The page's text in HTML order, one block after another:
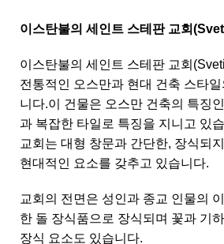
이스탄불의 세인트 스테판 교회
이스탄불의 세인트 스테판 교회
전통적인 오스만과 현대 건축 스타
니다.이 건물은 오스만 건축의 특징
과 복잡한 타일로 특징을 지니고 있
교회는 대형 창문과 간단한, 장식되
현대적인 요소를 갖추고 있습니다.
교회의 전면은 성인과 종교 인물의
한 돌 장식품으로 장식되며 꽃과 기
장식 요소도 있습니다.